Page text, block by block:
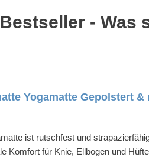
- Was
Yogamatte Gepolstert
ist rutschfest und
Komfort für Knie, Ellbogen und